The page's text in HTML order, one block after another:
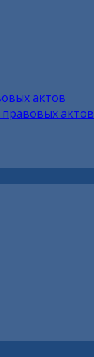
актов
актов